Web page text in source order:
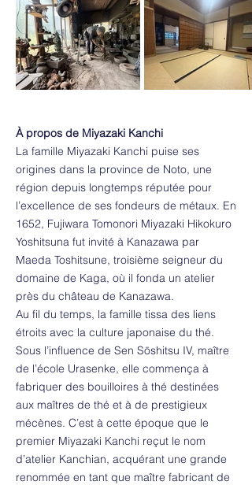
À propos de Miyazaki Kanchi
La famille Miyazaki Kanchi puise ses
origines dans la province de Noto, une
région depuis longtemps réputée pour
l’excellence de ses fondeurs de métaux. En
1652, Fujiwara Tomonori Miyazaki Hikokuro
Yoshitsuna fut invité à Kanazawa par
Maeda Toshitsune, troisième seigneur du
domaine de Kaga, où il fonda un atelier
près du château de Kanazawa.
Au fil du temps, la famille tissa des liens
étroits avec la culture japonaise du thé.
Sous l’influence de Sen Sōshitsu IV, maître
de l’école Urasenke, elle commença à
fabriquer des bouilloires à thé destinées
aux maîtres de thé et à de prestigieux
mécènes. C’est à cette époque que le
premier Miyazaki Kanchi reçut le nom
d’atelier Kanchian, acquérant une grande
renommée en tant que maître fabricant de